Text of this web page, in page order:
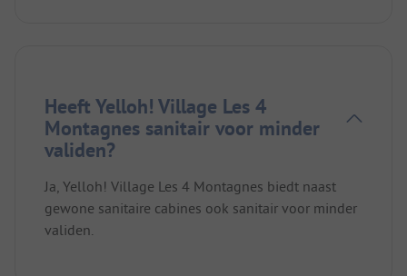
Heeft Yelloh! Village Les 4
Montagnes sanitair voor minder
validen?
Ja, Yelloh! Village Les 4 Montagnes biedt naast
gewone sanitaire cabines ook sanitair voor minder
validen.